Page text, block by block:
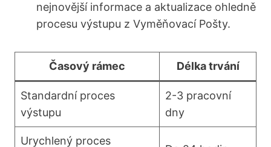
nejnovější informace a aktualizace ohledně
procesu výstupu z Vyměňovací Pošty.
Časový rámec Délka trvání
Standardní proces
výstupu
2-3 pracovní
dny
Urychlený proces